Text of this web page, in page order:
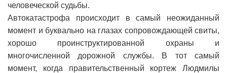
человеческой судьбы.
Автокатастрофа происходит в самый неожиданный
момент и буквально на глазах сопровождающей свиты,
хорошо проинструктированной охраны и
многочисленной дорожной службы. В тот самый
момент, когда правительственный кортеж Людмилы